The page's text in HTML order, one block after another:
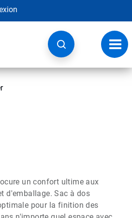
à
un confort ultime aux
d'emballage. Sac à dos
pour la finition des